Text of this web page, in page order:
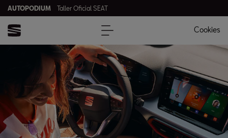
AUTOPODIUM Taller Oficial SEAT
Cookies